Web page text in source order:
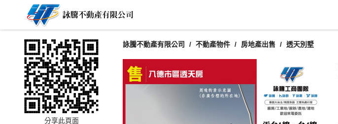
詠騰不動產有限公司 不動產物件 房地產出售 透天別墅
分享此頁面